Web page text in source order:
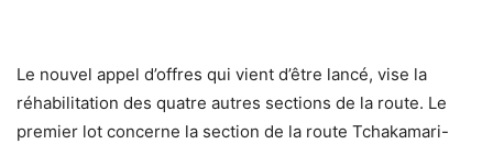
Le nouvel appel d’offres qui vient d’être lancé, vise la
réhabilitation des quatre autres sections de la route. Le
premier lot concerne la section de la route Tchakamari-